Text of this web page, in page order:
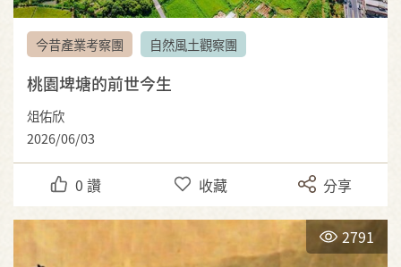
今昔產業考察團 自然風土觀察團
桃園埤塘的前世今生
俎佑欣
2026/06/03
0 讚 收藏 分享
2791